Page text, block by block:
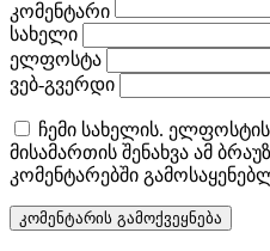
კომენტარი
სახელი
ელფოსტა
ვებ-გვერდი
ჩემი სახელის.
მისამართის შენახვა ამ
კომენტარებში